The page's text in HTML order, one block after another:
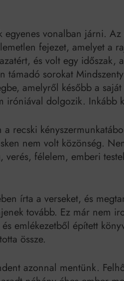
egyenes vonalban járni.
fejezet, amelyet a
és volt egy időszak,
támadó sorokat
amelyről később a
iróniával dolgozik. Inkább
recski
nem volt közönség.
verés, félelem, emberi
írta a verseket, és
tovább. Ez már nem
emlékezetből épített
össze.
azonnal mentünk.